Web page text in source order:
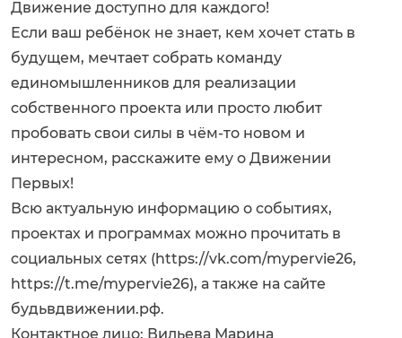
Движение доступно для каждого!
Если ваш ребёнок не знает, кем хочет стать в
будущем, мечтает собрать команду
единомышленников для реализации
собственного проекта или просто любит
пробовать свои силы в чём-то новом и
интересном, расскажите ему о Движении
Первых!
Всю актуальную информацию о событиях,
проектах и программах можно прочитать в
социальных сетях (https://vk.com/mypervie26,
https://t.me/mypervie26), а также на сайте
будьвдвижении.рф.
Контактное лицо: Вильева Марина